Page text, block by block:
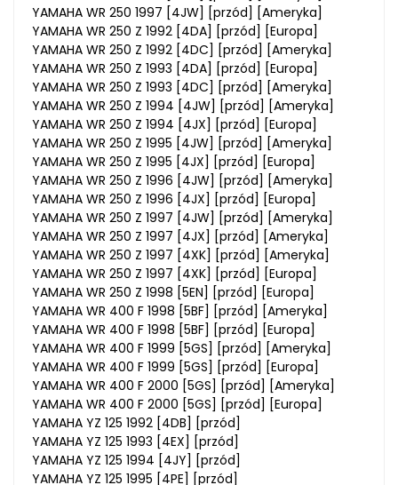
YAMAHA WR 250 1997 [4JW] [przód] [Ameryka]
YAMAHA WR 250 Z 1992 [4DA] [przód] [Europa]
YAMAHA WR 250 Z 1992 [4DC] [przód] [Ameryka]
YAMAHA WR 250 Z 1993 [4DA] [przód] [Europa]
YAMAHA WR 250 Z 1993 [4DC] [przód] [Ameryka]
YAMAHA WR 250 Z 1994 [4JW] [przód] [Ameryka]
YAMAHA WR 250 Z 1994 [4JX] [przód] [Europa]
YAMAHA WR 250 Z 1995 [4JW] [przód] [Ameryka]
YAMAHA WR 250 Z 1995 [4JX] [przód] [Europa]
YAMAHA WR 250 Z 1996 [4JW] [przód] [Ameryka]
YAMAHA WR 250 Z 1996 [4JX] [przód] [Europa]
YAMAHA WR 250 Z 1997 [4JW] [przód] [Ameryka]
YAMAHA WR 250 Z 1997 [4JX] [przód] [Ameryka]
YAMAHA WR 250 Z 1997 [4XK] [przód] [Ameryka]
YAMAHA WR 250 Z 1997 [4XK] [przód] [Europa]
YAMAHA WR 250 Z 1998 [5EN] [przód] [Europa]
YAMAHA WR 400 F 1998 [5BF] [przód] [Ameryka]
YAMAHA WR 400 F 1998 [5BF] [przód] [Europa]
YAMAHA WR 400 F 1999 [5GS] [przód] [Ameryka]
YAMAHA WR 400 F 1999 [5GS] [przód] [Europa]
YAMAHA WR 400 F 2000 [5GS] [przód] [Ameryka]
YAMAHA WR 400 F 2000 [5GS] [przód] [Europa]
YAMAHA YZ 125 1992 [4DB] [przód]
YAMAHA YZ 125 1993 [4EX] [przód]
YAMAHA YZ 125 1994 [4JY] [przód]
YAMAHA YZ 125 1995 [4PE] [przód]